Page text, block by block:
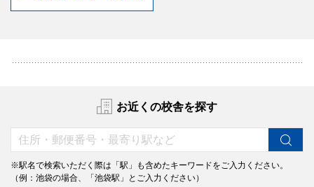
お近くの校舎を探す
※駅名で検索いただく際は「駅」も含めたキーワードをご入力ください。
（例：池袋の場合、「池袋駅」とご入力ください）